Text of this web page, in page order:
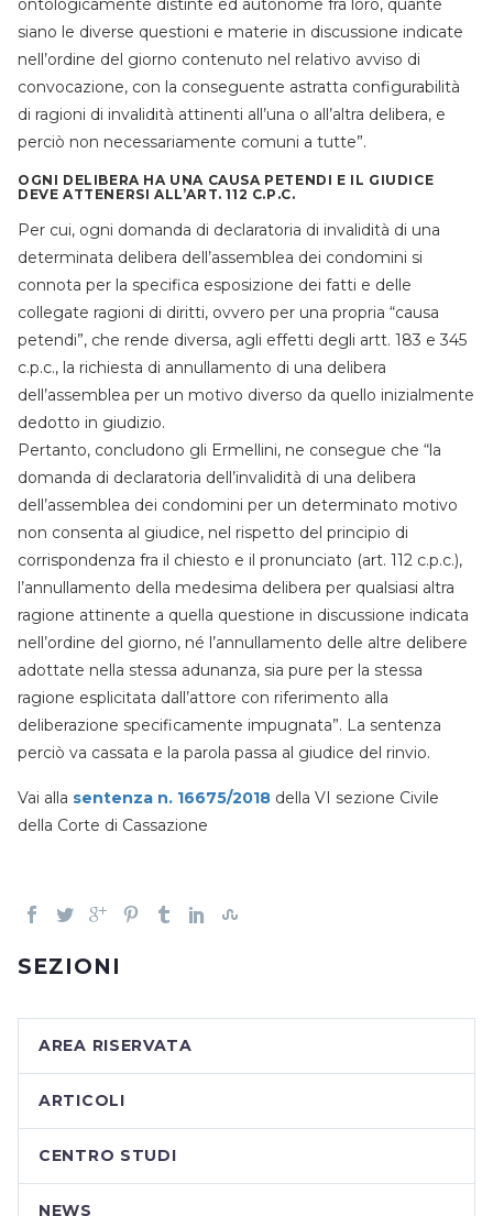
ontologicamente distinte ed autonome fra loro, quante
siano le diverse questioni e materie in discussione indicate
nell’ordine del giorno contenuto nel relativo avviso di
convocazione, con la conseguente astratta configurabilità
di ragioni di invalidità attinenti all’una o all’altra delibera, e
perciò non necessariamente comuni a tutte”.
OGNI DELIBERA HA UNA CAUSA PETENDI E IL GIUDICE
DEVE ATTENERSI ALL’ART. 112 C.P.C.
Per cui, ogni domanda di declaratoria di invalidità di una
determinata delibera dell’assemblea dei condomini si
connota per la specifica esposizione dei fatti e delle
collegate ragioni di diritti, ovvero per una propria “causa
petendi”, che rende diversa, agli effetti degli artt. 183 e 345
c.p.c., la richiesta di annullamento di una delibera
dell’assemblea per un motivo diverso da quello inizialmente
dedotto in giudizio.
Pertanto, concludono gli Ermellini, ne consegue che “la
domanda di declaratoria dell’invalidità di una delibera
dell’assemblea dei condomini per un determinato motivo
non consenta al giudice, nel rispetto del principio di
corrispondenza fra il chiesto e il pronunciato (art. 112 c.p.c.),
l’annullamento della medesima delibera per qualsiasi altra
ragione attinente a quella questione in discussione indicata
nell’ordine del giorno, né l’annullamento delle altre delibere
adottate nella stessa adunanza, sia pure per la stessa
ragione esplicitata dall’attore con riferimento alla
deliberazione specificamente impugnata”. La sentenza
perciò va cassata e la parola passa al giudice del rinvio.
Vai alla sentenza n. 16675/2018 della VI sezione Civile
della Corte di Cassazione
SEZIONI
AREA RISERVATA
ARTICOLI
CENTRO STUDI
NEWS